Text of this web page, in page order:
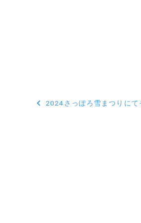
投
2024さっぽろ雪まつりにて